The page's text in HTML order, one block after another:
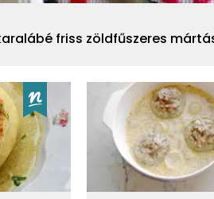
friss zöldfűszeres